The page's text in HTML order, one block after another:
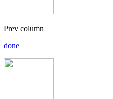
Prev column
done